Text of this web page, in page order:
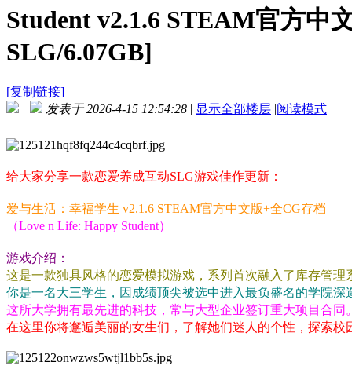
Student v2.1.6 STEAM官方中
SLG/6.07GB]
[复制链接]
发表于 2026-4-15 12:54:28 | 显示全部楼层 |阅读模式
给大家分享一款恋爱养成互动SLG游戏佳作更新：
爱与生活：幸福学生 v2.1.6 STEAM官方中文版+全CG存档
（Love n Life: Happy Student）
游戏介绍：
这是一款独具风格的恋爱模拟游戏，系列首次融入了库存管理
你是一名大三学生，因成绩顶尖被选中进入最负盛名的学院
这所大学拥有最先进的科技，常与大型企业签订重大项目合同
在这里你将邂逅美丽的女生们，了解她们迷人的个性，探索校